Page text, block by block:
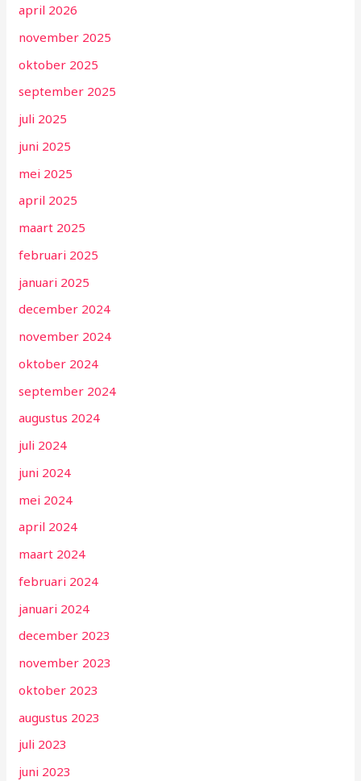
april 2026
november 2025
oktober 2025
september 2025
juli 2025
juni 2025
mei 2025
april 2025
maart 2025
februari 2025
januari 2025
december 2024
november 2024
oktober 2024
september 2024
augustus 2024
juli 2024
juni 2024
mei 2024
april 2024
maart 2024
februari 2024
januari 2024
december 2023
november 2023
oktober 2023
augustus 2023
juli 2023
juni 2023